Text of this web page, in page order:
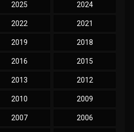
2025 2024
2022 2021
2019 2018
2016 2015
2013 2012
2010 2009
2007 2006